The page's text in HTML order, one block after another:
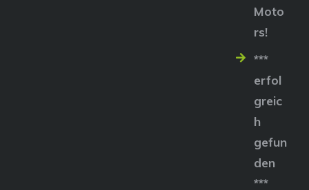
Moto
rs!
***
erfol
greic
h
gefun
den
***